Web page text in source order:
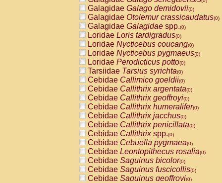
Galagidae Galago demidovii(0)
Galagidae Otolemur crassicaudatus(0)
Galagidae Galagidae spp.(0)
Loridae Loris tardigradus(0)
Loridae Nycticebus coucang(0)
Loridae Nycticebus pygmaeus(0)
Loridae Perodicticus potto(0)
Tarsiidae Tarsius syrichta(0)
Cebidae Callimico goeldii(0)
Cebidae Callithrix argentata(0)
Cebidae Callithrix geoffroyi(0)
Cebidae Callithrix humeralifer(0)
Cebidae Callithrix jacchus(0)
Cebidae Callithrix penicillata(0)
Cebidae Callithrixspp.(0)
Cebidae Cebuella pygmaea(0)
Cebidae Leontopithecus rosalia(0)
Cebidae Saguinus bicolor(0)
Cebidae Saguinus fuscicollis(0)
Cebidae Saguinus geoffroyi(0)